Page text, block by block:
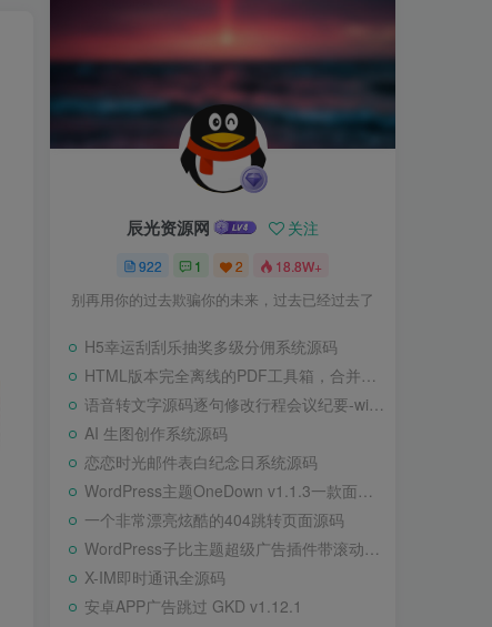
辰光资源网 关注
922 1 2 18.8W+
别再用你的过去欺骗你的未来，过去已经过去了
H5幸运刮刮乐抽奖多级分佣系统源码
HTML版本完全离线的PDF工具箱，合并、拆分、旋转、删除、PDF转图片、图片转PDF
语音转文字源码逐句修改行程会议纪要-wisper版本
AI 生图创作系统源码
恋恋时光邮件表白纪念日系统源码
WordPress主题OneDown v1.1.3一款面向个人站长的资源下载、技术教程、内容资讯类站点的 WordPress 主题
一个非常漂亮炫酷的404跳转页面源码
WordPress子比主题超级广告插件带滚动公告
X-IM即时通讯全源码
安卓APP广告跳过 GKD v1.12.1